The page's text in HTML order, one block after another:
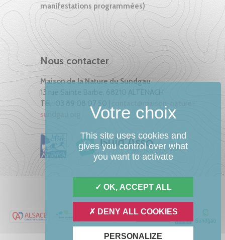
manifestations programmées)
Nous contacter
Maison de la Nature du Sundgau
13 rue Sainte Barbe, 68210 ALTENACH
Tél : 03 89 08 07 50 |
sundgau.org
This site uses cookies and
gives you control over what
you want to activate
OK, ACCEPT ALL
DENY ALL COOKIES
PERSONALIZE